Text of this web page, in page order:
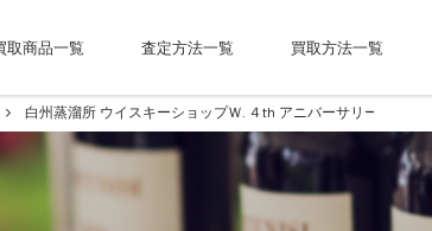
取商品一覧 査定方法一覧 買取方法一覧
白州蒸溜所 ウイスキーショップＷ. ４th アニバーサリー ２０００